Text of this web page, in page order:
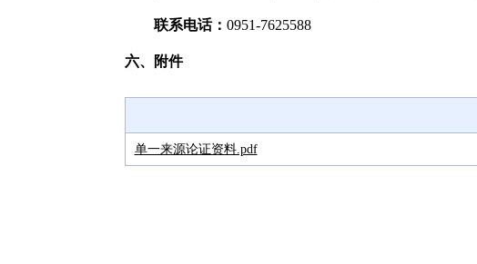
联系电话： 0951-7625588
六、附件
单一来源论证资料.pdf